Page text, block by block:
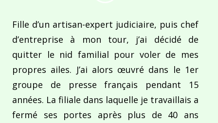
Fille d’un artisan-expert judiciaire, puis chef
d’entreprise à mon tour, j’ai décidé de
quitter le nid familial pour voler de mes
propres ailes. J’ai alors œuvré dans le 1er
groupe de presse français pendant 15
années. La filiale dans laquelle je travaillais a
fermé ses portes après plus de 40 ans